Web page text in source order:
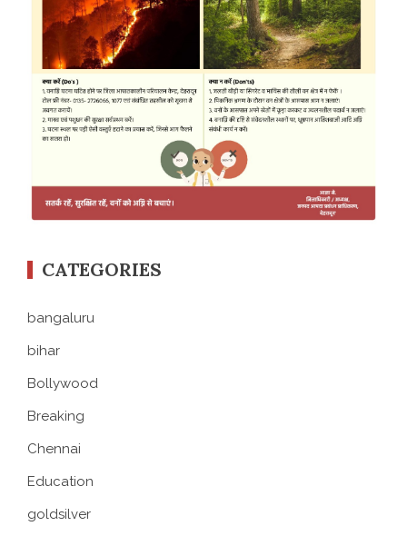
CATEGORIES
bangaluru
bihar
Bollywood
Breaking
Chennai
Education
goldsilver